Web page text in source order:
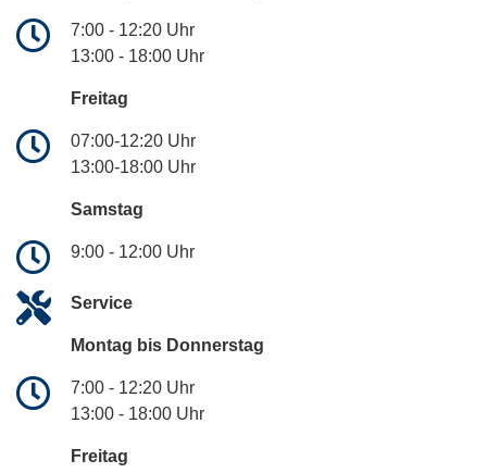
7:00 - 12:20 Uhr
13:00 - 18:00 Uhr
Freitag
07:00-12:20 Uhr
13:00-18:00 Uhr
Samstag
9:00 - 12:00 Uhr
Service
Montag bis Donnerstag
7:00 - 12:20 Uhr
13:00 - 18:00 Uhr
Freitag